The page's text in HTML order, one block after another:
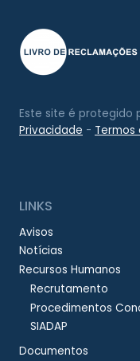
Este site é protegido
Privacidade - Termos
LINKS
Avisos
Notícias
Recursos Humanos
Recrutamento
Procedimentos
SIADAP
Documentos